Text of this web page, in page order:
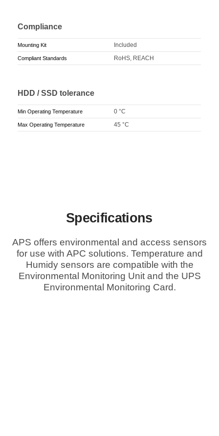
Compliance
Mounting Kit Included
Compliant Standards RoHS, REACH
HDD / SSD tolerance
Min Operating Temperature 0 °C
Max Operating Temperature 45 °C
Specifications
APS offers environmental and access sensors
for use with APC solutions. Temperature and
Humidy sensors are compatible with the
Environmental Monitoring Unit and the UPS
Environmental Monitoring Card.